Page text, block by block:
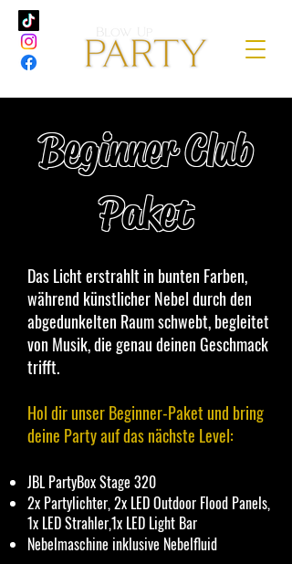
Beginner Club
Paket
Das Licht erstrahlt in bunten Farben,
während künstlicher Nebel durch den
abgedunkelten Raum schwebt, begleitet
von Musik, die genau deinen Geschmack
trifft.
Hol dir unser Beginner-Paket und bring
deine Party auf das nächste Level:
JBL PartyBox Stage 320
2x Partylichter, 2x LED Outdoor Flood Panels,
1x LED Strahler,1x LED Light Bar
Nebelmaschine inklusive Nebelfluid